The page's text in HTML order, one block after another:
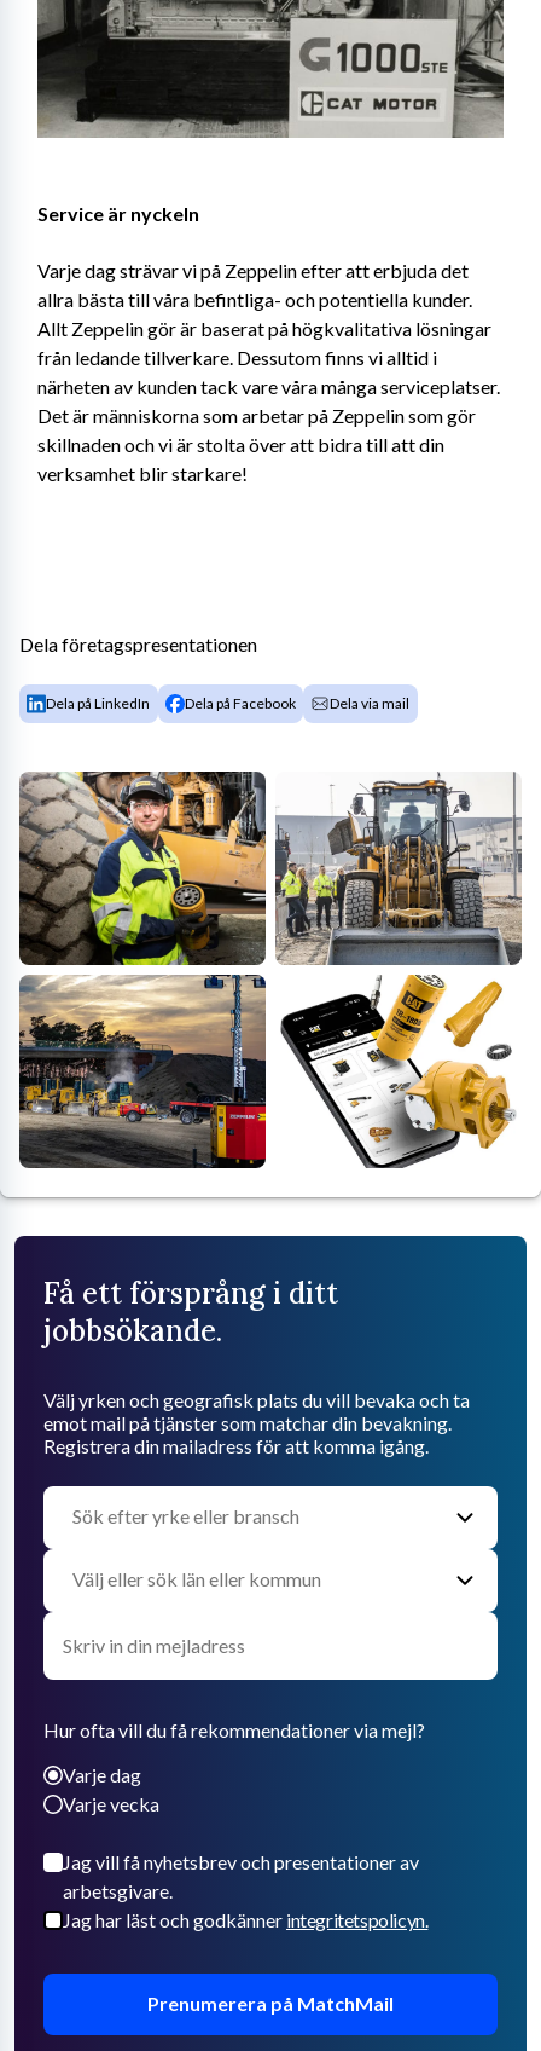
Service är nyckeln
Varje dag strävar vi på Zeppelin efter att erbjuda det
allra bästa till våra befintliga- och potentiella kunder.
Allt Zeppelin gör är baserat på högkvalitativa lösningar
från ledande tillverkare. Dessutom finns vi alltid i
närheten av kunden tack vare våra många serviceplatser.
Det är människorna som arbetar på Zeppelin som gör
skillnaden och vi är stolta över att bidra till att din
verksamhet blir starkare!
Dela företagspresentationen
Dela på LinkedIn Dela på Facebook Dela via mail
Få ett försprång i ditt
jobbsökande.
Välj yrken och geografisk plats du vill bevaka och ta
emot mail på tjänster som matchar din bevakning.
Registrera din mailadress för att komma igång.
Hur ofta vill du få rekommendationer via mejl?
Varje dag
Varje vecka
Jag vill få nyhetsbrev och presentationer av
arbetsgivare.
Jag har läst och godkänner integritetspolicyn.
Prenumerera på MatchMail